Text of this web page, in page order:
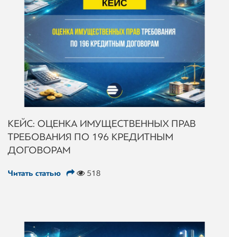
КЕЙС: ОЦЕНКА ИМУЩЕСТВЕННЫХ ПРАВ
ТРЕБОВАНИЯ ПО 196 КРЕДИТНЫМ
ДОГОВОРАМ
Читать статью 518